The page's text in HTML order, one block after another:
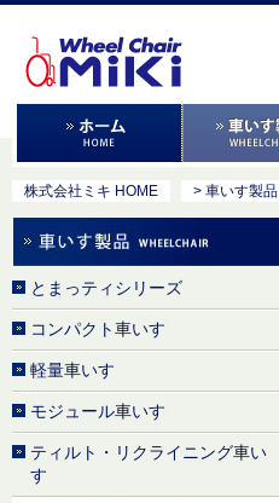
株式会社ミキ HOME > 車いす製品
とまっティシリーズ
コンパクト車いす
軽量車いす
モジュール車いす
ティルト・リクライニング車い
す